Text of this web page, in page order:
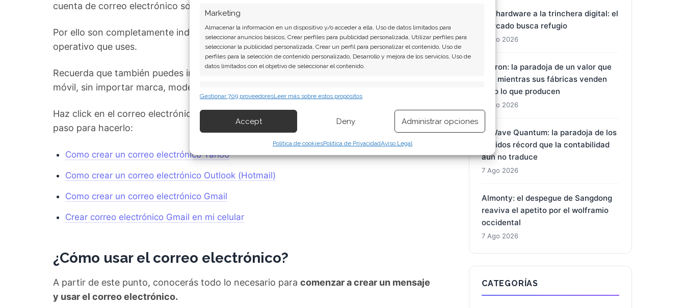
Marketing
Almacenar la información en un dispositivo y/o acceder a ella, Uso de datos limitados para
seleccionar anuncios básicos, Crear perfiles para publicidad personalizada, Utilizar perfiles para
seleccionar la publicidad personalizada, Crear un perfil para personalizar el contenido, Uso de
perfiles para la selección de contenido personalizado, Desarrollo y mejora de los servicios, Uso de
datos limitados con el objetivo de seleccionar el contenido.
información transmitida de forma automática.
Garantizar la seguridad, evitar y detectar fraudes, y eliminar
fallos, Ofrecer y presentar publicidad y contenido, Guardar y
Siempre activo
Gestionar 709 proveedoresLeer más sobre estos propósitos
Accept Deny Administrar opciones
Política de cookiesPolítica de PrivacidadAviso Legal
cuenta de correo electrónico son servicios en línea. Es decir que funcionan en la nube.
Por ello son completamente independientes delnavegador webo el sistema
operativo que uses.
Recuerda que también puedes instalar las aplicaciones oficiales en cualquier dispositivo
móvil, sin importar marca, modelo o sistema operativo.
Haz click en el correo electrónico que quieras crear, te damos las instrucciones paso a
paso para hacerlo:
Como crear un correo electrónico Yahoo
Como crear un correo electrónico Outlook (Hotmail)
Como crear un correo electrónico Gmail
Crear correo electrónico Gmail en mi celular
¿Cómo usar el correo electrónico?
A partir de este punto, conocerás todo lo necesario para comenzar a crear un mensaje
y usar el correo electrónico.
Del hardware a la trinchera digital: el
mercado busca refugio
7 Ago 2026
Micron: la paradoja de un valor que
cae mientras sus fábricas venden
todo lo que producen
7 Ago 2026
D-Wave Quantum: la paradoja de los
pedidos récord que la contabilidad
aún no traduce
7 Ago 2026
Almonty: el despegue de Sangdong
reaviva el apetito por el wolframio
occidental
7 Ago 2026
CATEGORÍAS